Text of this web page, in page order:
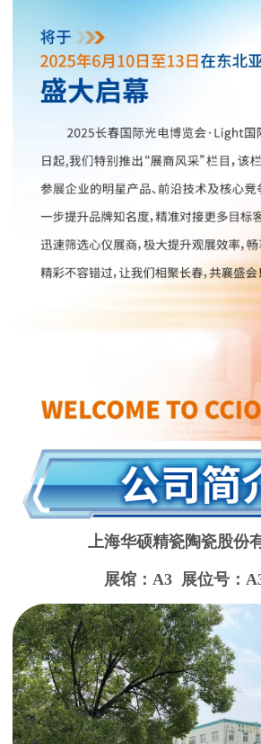
上海华硕精瓷陶瓷股份
展馆：A3 展位号：